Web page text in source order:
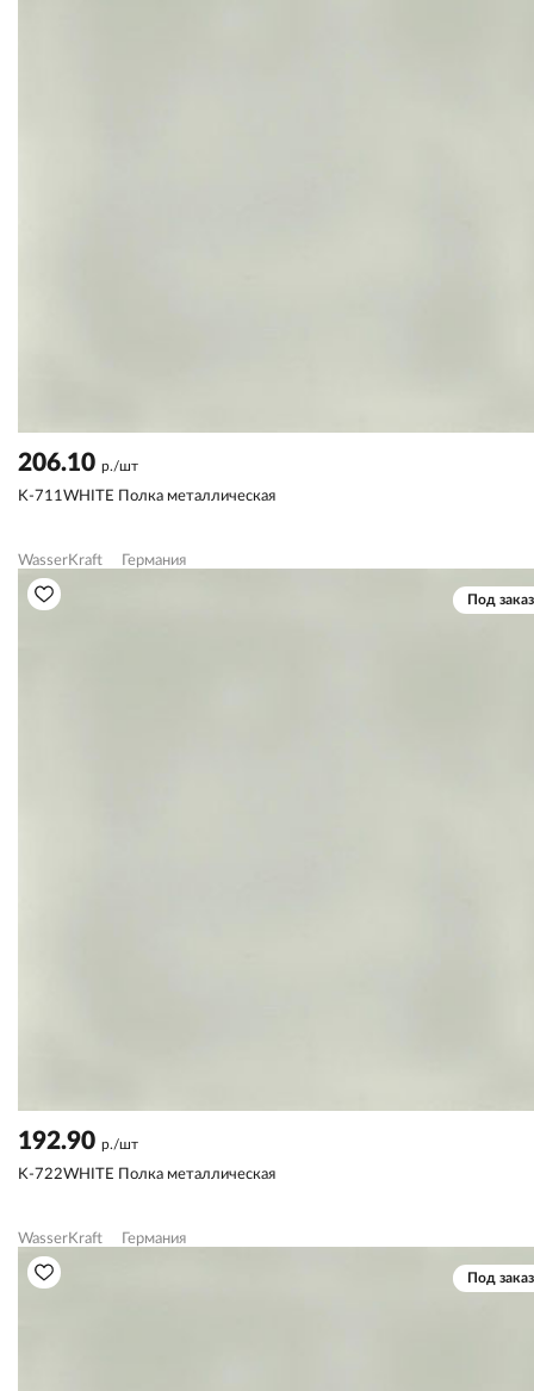
206.10 р./шт
K-711WHITE Полка металлическая
WasserKraft Германия
Под заказ
192.90 р./шт
K-722WHITE Полка металлическая
WasserKraft Германия
Под заказ